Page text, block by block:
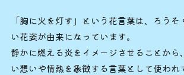
「胸に火を灯す」という花言葉は、ろう
い花姿が由来になっています。
静かに燃える炎をイメージさせることから
い想いや情熱を象徴する言葉として使われ